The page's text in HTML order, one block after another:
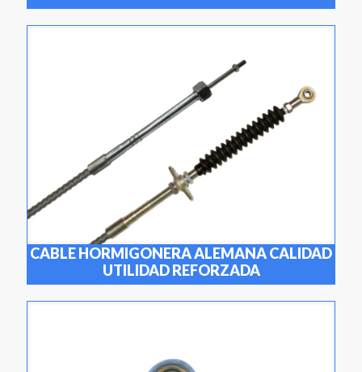
CABLE HORMIGONERA ALEMANA CALIDAD
UTILIDAD REFORZADA